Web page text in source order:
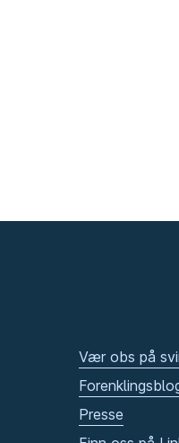
Vær obs på
Presse